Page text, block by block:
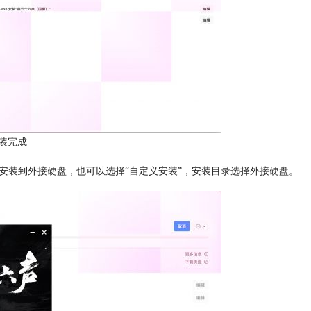
完成
到外接硬盘，也可以选择“自定义安装”，安装目录选择外接硬盘。